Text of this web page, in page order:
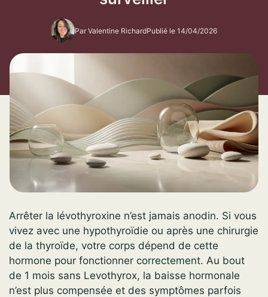
Par Valentine RichardPublié le 14/04/2026
Arrêter la lévothyroxine n’est jamais anodin. Si vous
vivez avec une hypothyroïdie ou après une chirurgie
de la thyroïde, votre corps dépend de cette
hormone pour fonctionner correctement. Au bout
de 1 mois sans Levothyrox, la baisse hormonale
n’est plus compensée et des symptômes parfois